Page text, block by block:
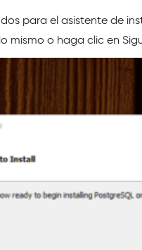
para el asistente de
mismo o haga clic en